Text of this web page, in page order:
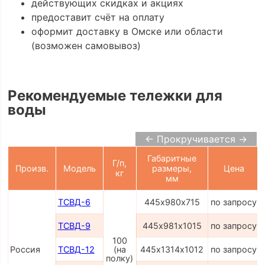
действующих скидках и акциях
предоставит счёт на оплату
оформит доставку в Омске или области
(возможен самовывоз)
Рекомендуемые тележки для
воды
← Прокручивается →
Произв. Модель
Г/п,
кг
Габаритные
размеры,
мм
Цена
Россия
ТСВД-6
100
(на
полку)
445х980х715 по запросу
ТСВД-9 445х981х1015 по запросу
ТСВД-12 445х1314х1012 по запросу